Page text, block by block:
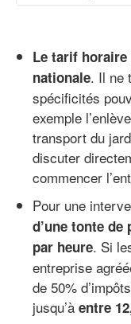
Le tarif horaire
nationale. Il ne
spécificités
exemple
transport du
discuter
commencer
Pour une
d’une tonte de
par heure. Si
entreprise
de 50%
jusqu’à entre